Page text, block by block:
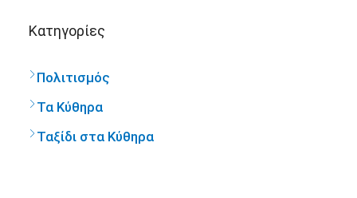
Kατηγορίες
Πολιτισμός
Τα Κύθηρα
Ταξίδι στα Κύθηρα